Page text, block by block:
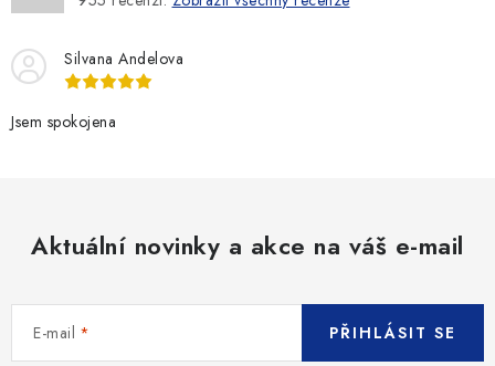
Silvana Andelova
Jsem spokojena
Aktuální novinky a akce na váš e-mail
E-mail PŘIHLÁSIT SE